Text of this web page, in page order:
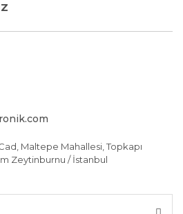
Maltepe Mahallesi, Topkapı
Zeytinburnu / İstanbul